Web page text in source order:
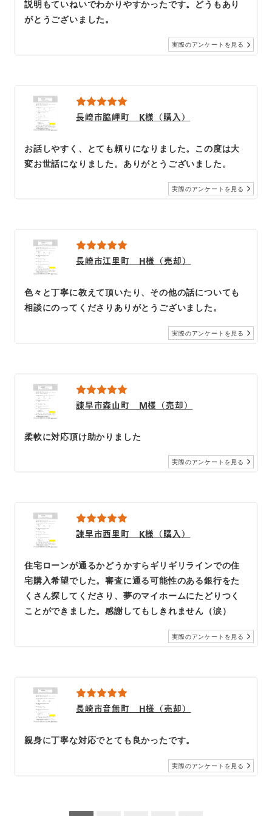
説明もていねいでわかりやすかったです。どうもあり
がとうございました。
実際のアンケートを見る
長崎市脇岬町 K様（購入）
お話しやすく、とても頼りになりました。この度は大
変お世話になりました。ありがとうございました。
実際のアンケートを見る
長崎市江里町 H様（売却）
色々と丁寧に教えて頂いたり、その他の話についても
相談にのってくださりありがとうございました。
実際のアンケートを見る
諫早市森山町 M様（売却）
柔軟に対応頂け助かりました
実際のアンケートを見る
諫早市西里町 K様（購入）
住宅ローンが通るかどうかすらギリギリラインでの住
宅購入希望でした。審査に通る可能性のある銀行をた
くさん探してくださり、夢のマイホームにたどりつく
ことができました。感謝してもしきれません（涙）
実際のアンケートを見る
長崎市音無町 H様（売却）
親身に丁寧な対応でとても良かったです。
実際のアンケートを見る